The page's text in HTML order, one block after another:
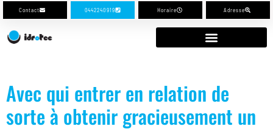
Contact 0442240919 Horaire Adresse
Avec qui entrer en relation de
sorte à obtenir gracieusement un